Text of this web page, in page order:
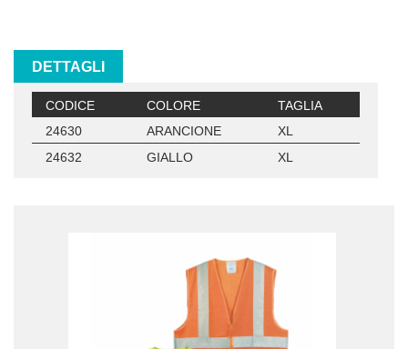
DETTAGLI
CODICE COLORE
TAGLIA
24630
ARANCIONE
XL
24632
GIALLO XL